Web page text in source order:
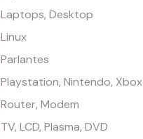
Laptops, Desktop
Linux
Parlantes
Playstation, Nintendo, Xbox
Router, Modem
TV, LCD, Plasma, DVD